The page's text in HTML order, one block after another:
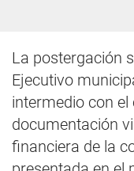
La postergación
Ejecutivo
intermedio con
documentación
financiera de la